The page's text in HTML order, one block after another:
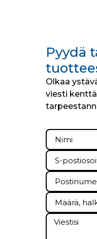
Pyydä
Olkaa
viesti